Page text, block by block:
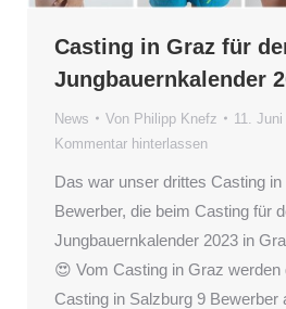
Casting in Graz für
Jungbauernkalender
News Von Philipp Knefz
11.
Kommentar hinterlassen
Das war unser drittes Casting
Bewerber, die beim Casting für
Jungbauernkalender 2023 in
😍 Vom Casting in Graz
Casting in Salzburg 9 Bewerber